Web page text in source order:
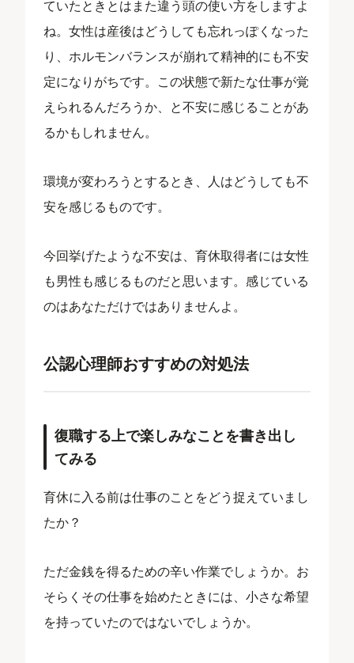
ていたときとはまた違う頭の使い方をしますよ
ね。女性は産後はどうしても忘れっぽくなった
り、ホルモンバランスが崩れて精神的にも不安
定になりがちです。この状態で新たな仕事が覚
えられるんだろうか、と不安に感じることがあ
るかもしれません。
環境が変わろうとするとき、人はどうしても不
安を感じるものです。
今回挙げたような不安は、育休取得者には女性
も男性も感じるものだと思います。感じている
のはあなただけではありませんよ。
公認心理師おすすめの対処法
復職する上で楽しみなことを書き出し
てみる
育休に入る前は仕事のことをどう捉えていまし
たか？
ただ金銭を得るための辛い作業でしょうか。お
そらくその仕事を始めたときには、小さな希望
を持っていたのではないでしょうか。